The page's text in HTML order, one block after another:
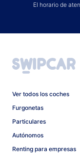
El horario de
Ver todos los coches
Furgonetas
Particulares
Autónomos
Renting para empresas